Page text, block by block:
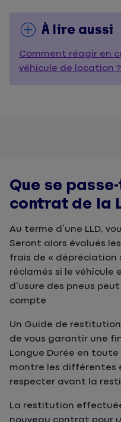
À lire aussi
Comment réagir en
véhicule de location ?
Que se
contrat de la
Au terme d’une LLD,
Seront alors évalués
frais de « dépréciation
réclamés si le véhicule
d’usure des pneus
compte
Un Guide de
de vous garantir une
Longue Durée en
montre les différentes
respecter avant la
La restitution
nouveau contrat pour